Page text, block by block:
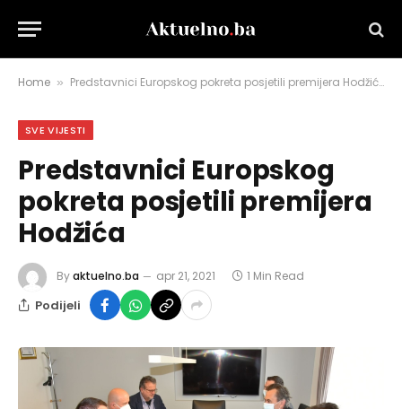
Home » Predstavnici Europskog pokreta posjetili premijera Hodžića
SVE VIJESTI
Predstavnici Europskog
pokreta posjetili premijera
Hodžića
Byaktuelno.ba apr 21, 2021 1 Min Read
Podijeli